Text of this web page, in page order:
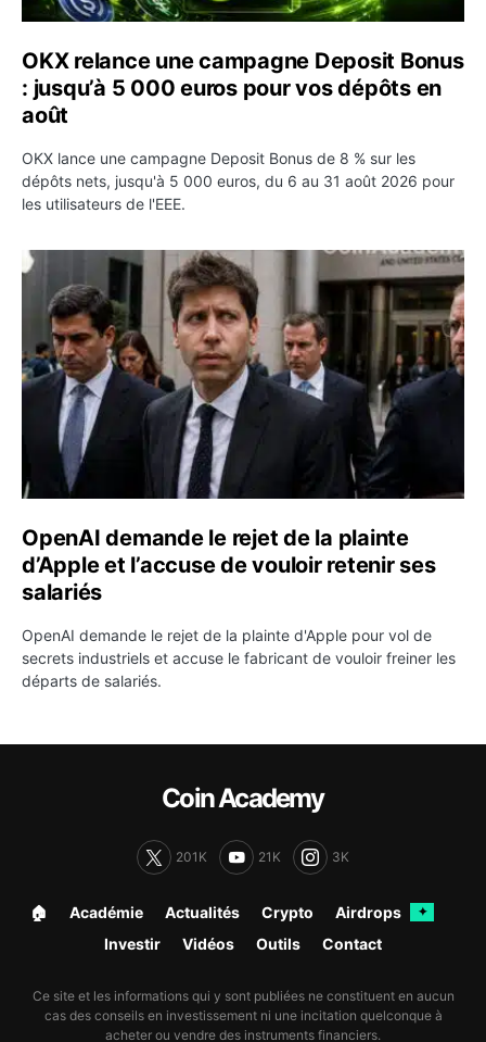
OKX relance une campagne Deposit Bonus
: jusqu’à 5 000 euros pour vos dépôts en
août
OKX lance une campagne Deposit Bonus de 8 % sur les
dépôts nets, jusqu'à 5 000 euros, du 6 au 31 août 2026 pour
les utilisateurs de l'EEE.
OpenAI demande le rejet de la plainte d’Apple et
OpenAI demande le rejet de la plainte
d’Apple et l’accuse de vouloir retenir ses
salariés
OpenAI demande le rejet de la plainte d'Apple pour vol de
secrets industriels et accuse le fabricant de vouloir freiner les
départs de salariés.
Coin Academy
201K 21K 3K
🏠︎ Académie Actualités Crypto Airdrops ✦
Investir Vidéos Outils Contact
Ce site et les informations qui y sont publiées ne constituent en aucun
cas des conseils en investissement ni une incitation quelconque à
acheter ou vendre des instruments financiers.